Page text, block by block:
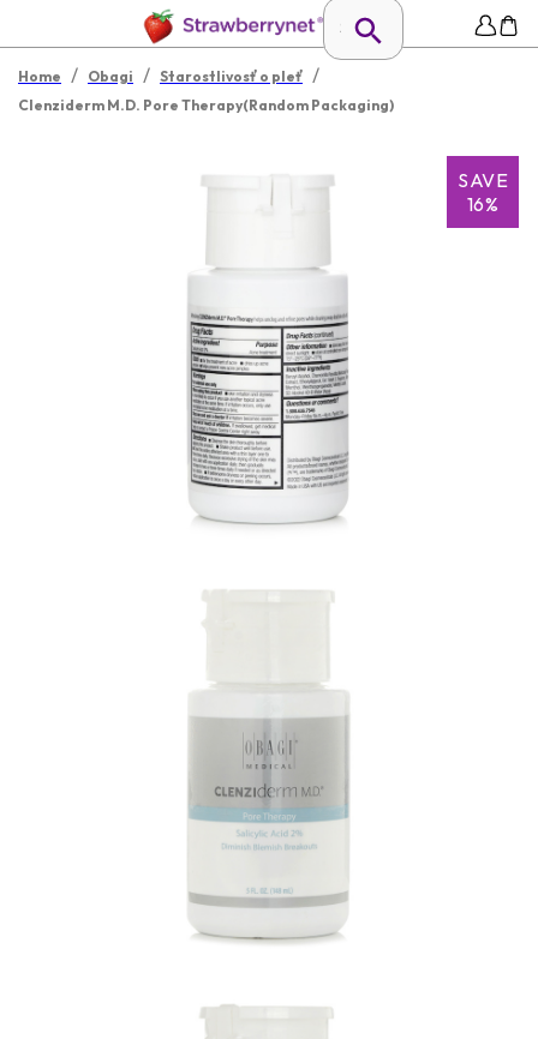
Home / Obagi / Starostlivosť o pleť /
Clenziderm M.D. Pore Therapy(Random Packaging)
SAVE
16%